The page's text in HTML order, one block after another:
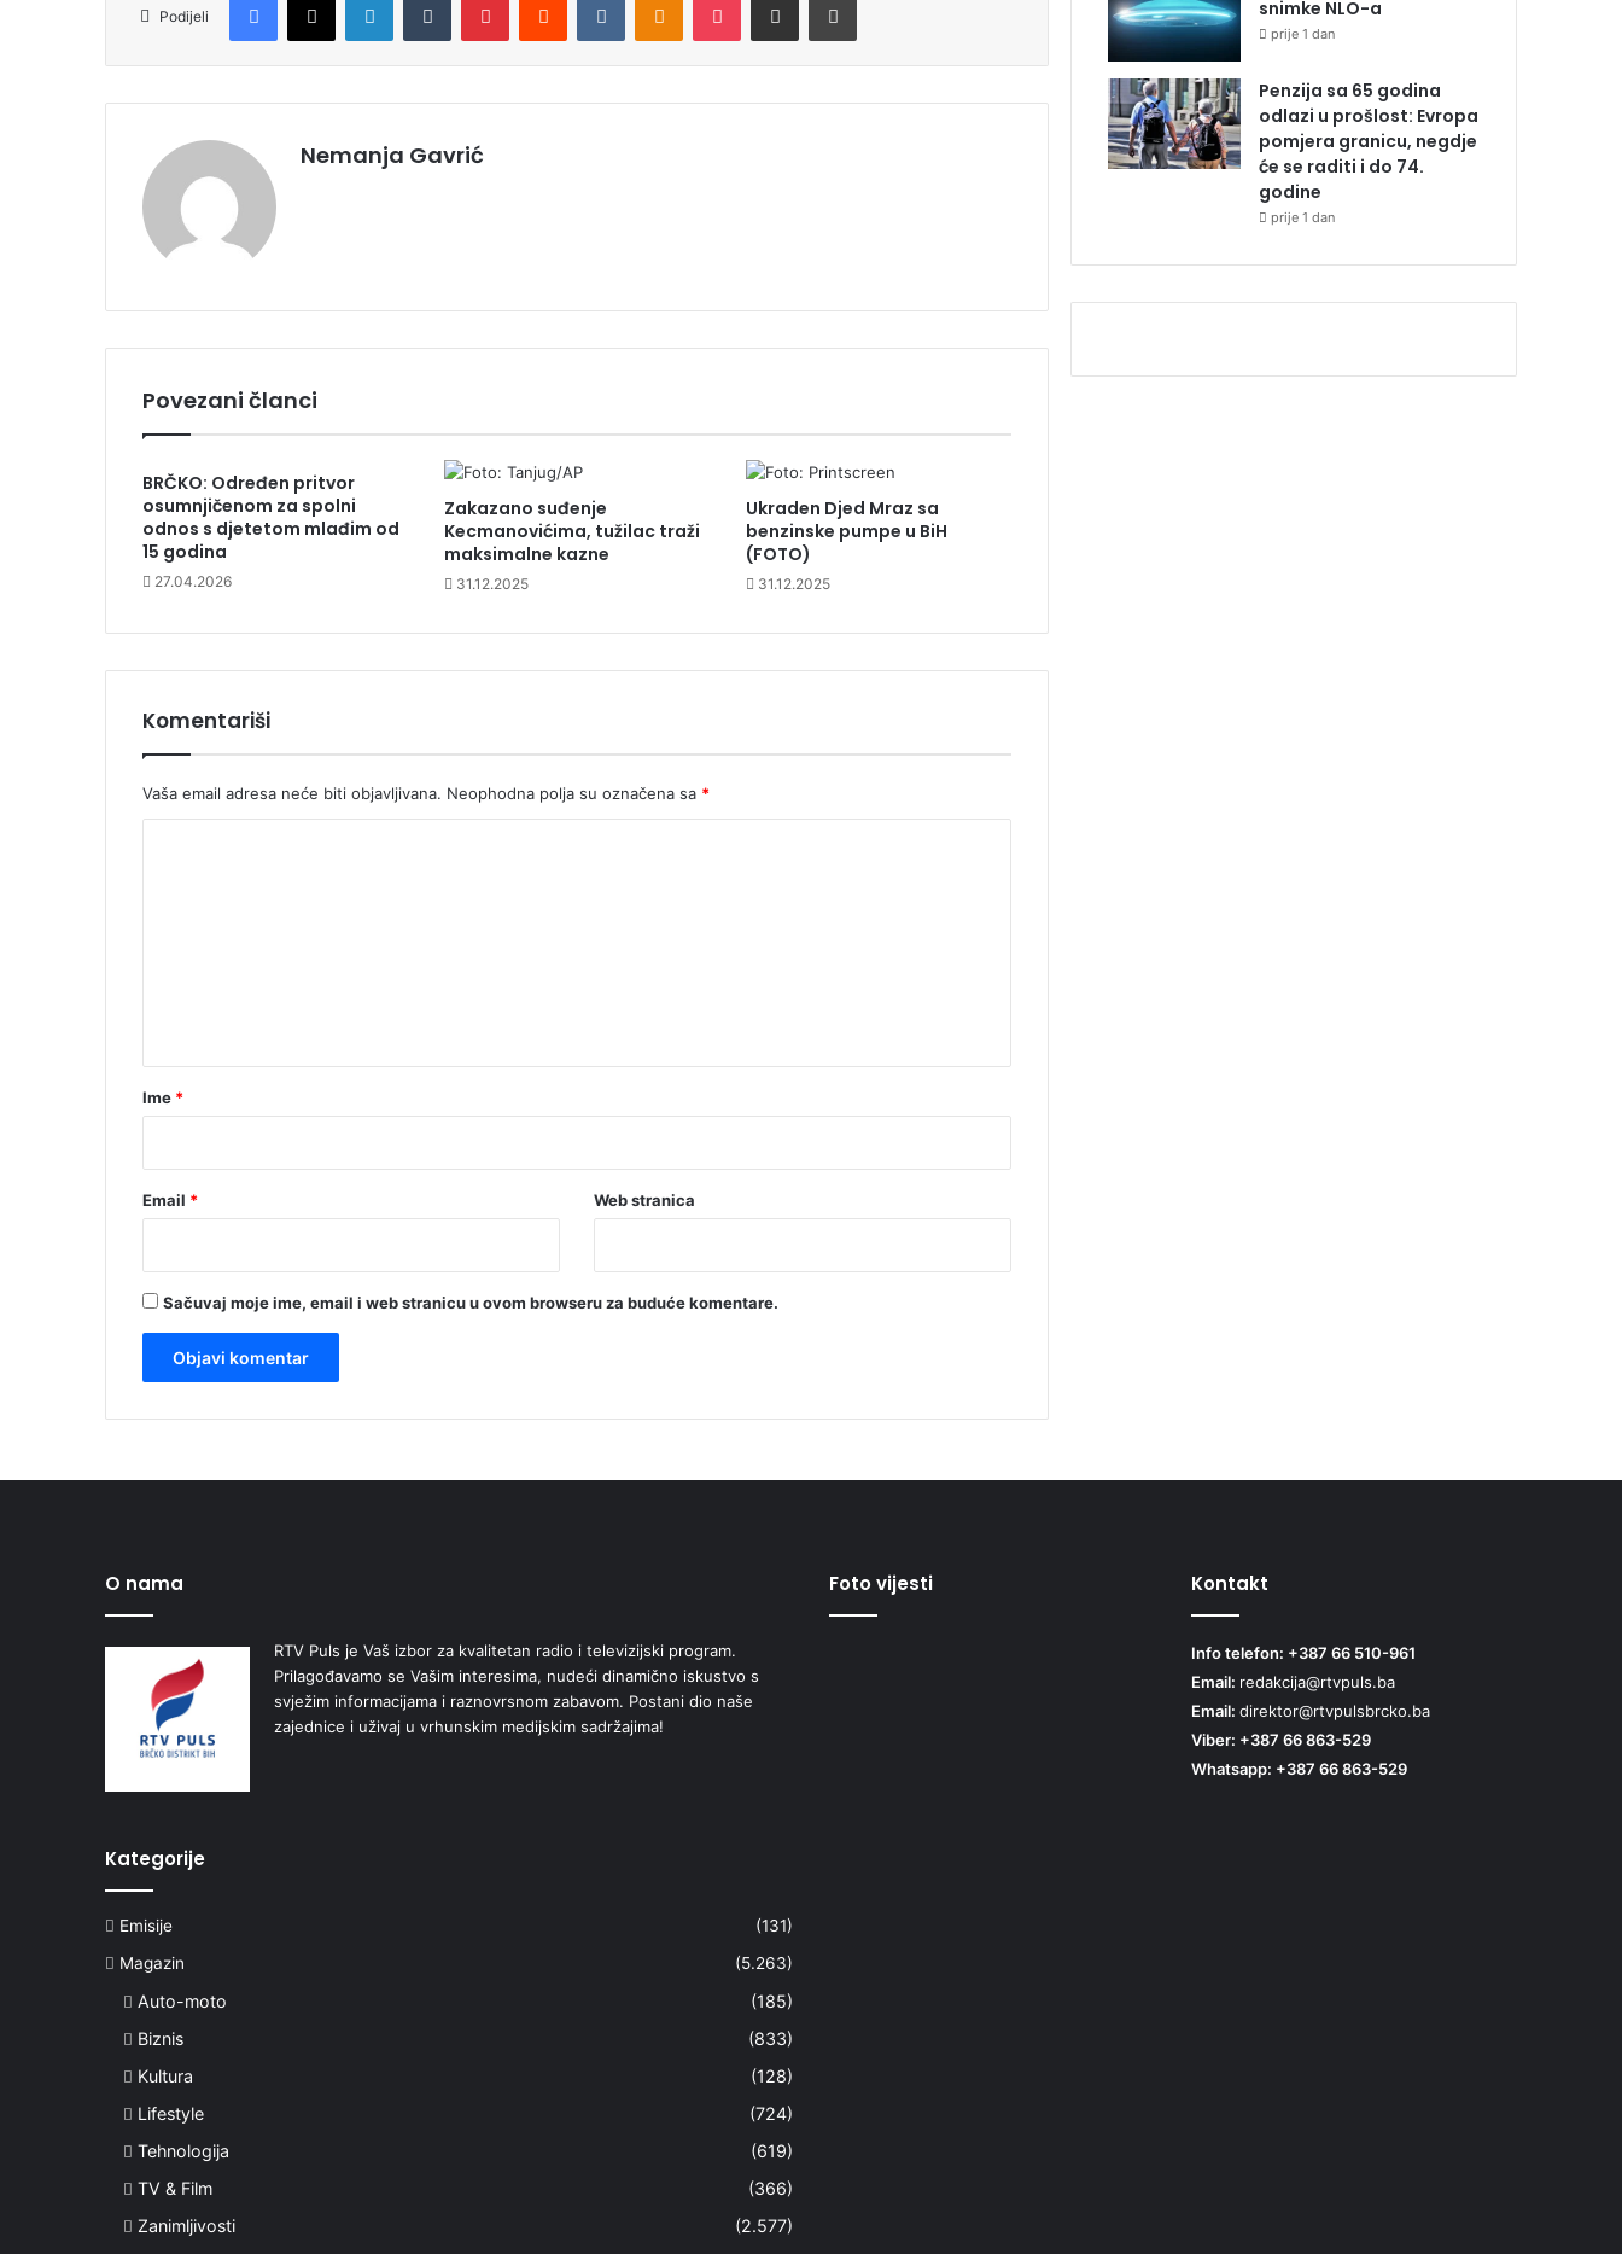
Podijeli
Nemanja Gavrić
Povezani članci
BRČKO: Određen pritvor
osumnjičenom za spolni
odnos s djetetom mlađim od
15 godina
27.04.2026
Zakazano suđenje
Kecmanovićima, tužilac traži
maksimalne kazne
31.12.2025
Ukraden Djed Mraz sa
benzinske pumpe u BiH
(FOTO)
31.12.2025
Komentariši
Vaša email adresa neće biti objavljivana. Neophodna polja su označena sa *
r
Ime *
Email * Web stranica
Sačuvaj moje ime, email i web stranicu u ovom browseru za buduće komentare.
snimke NLO-a
prije 1 dan
Penzija sa 65 godina
odlazi u prošlost: Evropa
pomjera granicu, negdje
će se raditi i do 74.
godine
prije 1 dan
O nama
RTV Puls je Vaš izbor za kvalitetan radio i televizijski program.
Prilagođavamo se Vašim interesima, nudeći dinamično iskustvo s
svježim informacijama i raznovrsnom zabavom. Postani dio naše
zajednice i uživaj u vrhunskim medijskim sadržajima!
Kategorije
Emisije
(131)
Magazin
(5.263)
Auto-moto
(185)
Biznis
(833)
Kultura
(128)
Lifestyle
(724)
Tehnologija
(619)
TV & Film
(366)
Zanimljivosti
(2.577)
Foto vijesti Kontakt
Info telefon: +387 66 510-961
Email: redakcija@rtvpuls.ba
Email: direktor@rtvpulsbrcko.ba
Viber: +387 66 863-529
Whatsapp: +387 66 863-529